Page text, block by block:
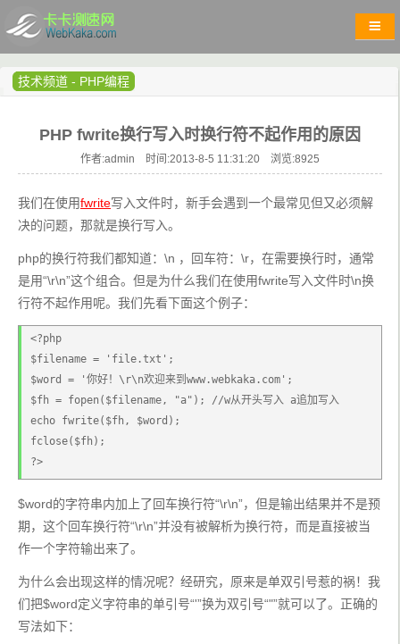
技术频道 - PHP编程
PHP fwrite换行写入时换行符不起作用的原因
作者:admin 时间:2013-8-5 11:31:20 浏览:8925
我们在使用fwrite写入文件时，新手会遇到一个最常见但又必须解
决的问题，那就是换行写入。
php的换行符我们都知道：\n ，回车符：\r，在需要换行时，通常
是用“\r\n”这个组合。但是为什么我们在使用fwrite写入文件时\n换
行符不起作用呢。我们先看下面这个例子：
<?php
$filename = 'file.txt';
$word = '你好！\r\n欢迎来到www.webkaka.com';
$fh = fopen($filename, "a"); //w从开头写入 a追加写入
echo fwrite($fh, $word);
fclose($fh);
?>
$word的字符串内加上了回车换行符“\r\n”，但是输出结果并不是预
期，这个回车换行符“\r\n”并没有被解析为换行符，而是直接被当
作一个字符输出来了。
为什么会出现这样的情况呢？经研究，原来是单双引号惹的祸！我
们把$word定义字符串的单引号“'”换为双引号“"”就可以了。正确的
写法如下：